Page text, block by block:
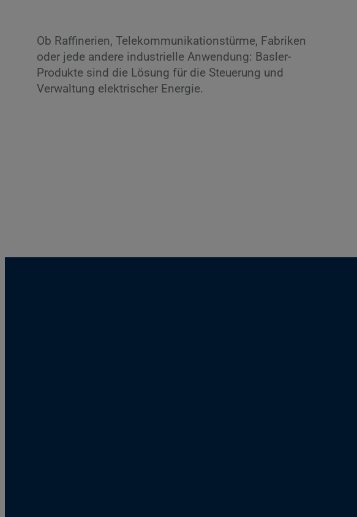
Ob Raffinerien, Telekommunikationstürme, Fabriken
oder jede andere industrielle Anwendung: Basler-
Produkte sind die Lösung für die Steuerung und
Verwaltung elektrischer Energie.